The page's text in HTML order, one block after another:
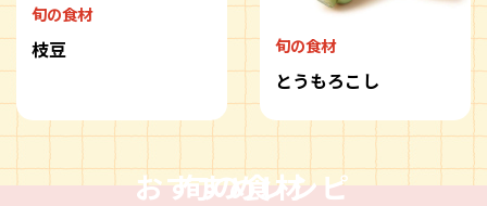
旬の食材
枝豆 旬の食材
とうもろこし
おすすめレシピ
旬の食材